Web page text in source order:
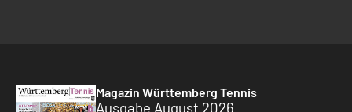
Magazin Württemberg Tennis
Ausgabe August 2026